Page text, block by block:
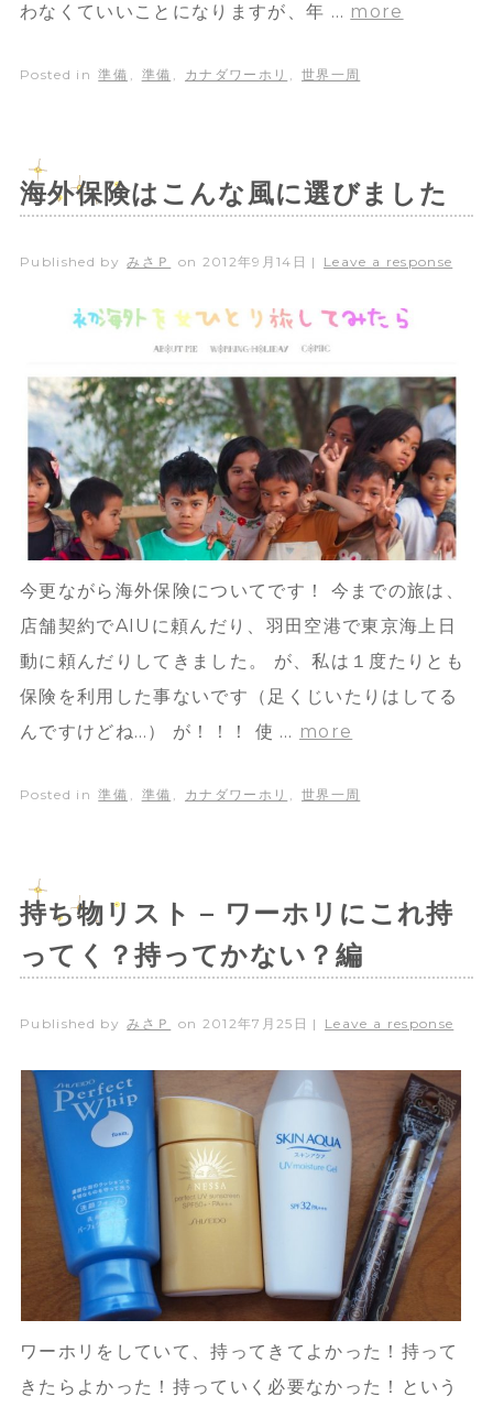
わなくていいことになりますが、年 … more
Posted in 準備 , 準備 , カナダワーホリ , 世界一周
海外保険はこんな風に選びました
Published by みさＰ on 2012年9月14日 | Leave a response
今更ながら海外保険についてです！ 今までの旅は、
店舗契約でAIUに頼んだり、羽田空港で東京海上日
動に頼んだりしてきました。 が、私は１度たりとも
保険を利用した事ないです（足くじいたりはしてる
んですけどね…） が！！！ 使 … more
Posted in 準備 準備 カナダワーホリ 世界一周
持ち物リスト – ワーホリにこれ持
ってく？持ってかない？編
Published by みさＰ on 2012年7月25日 | Leave a response
ワーホリをしていて、持ってきてよかった！持って
きたらよかった！持っていく必要なかった！という